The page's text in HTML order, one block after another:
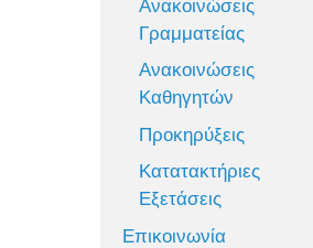
Ανακοινώσεις
Γραμματείας
Ανακοινώσεις
Καθηγητών
Προκηρύξεις
Κατατακτήριες
Εξετάσεις
Επικοινωνία